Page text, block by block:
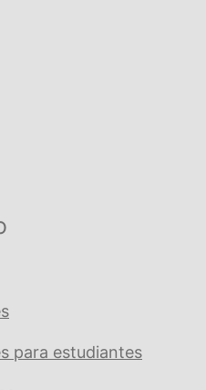
para estudiantes